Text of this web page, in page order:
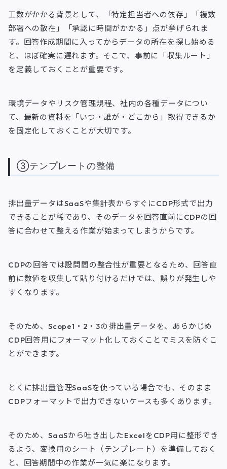
工数がかかる背景として、「特定担当者への依存」「複数
部署への散在」「承認に時間がかかる」点が挙げられま
す。回答作成期間に入ってからデータの所在を探し始める
と、ほぼ確実に遅れます。そこで、事前に「収集ルート」
を定義しておくことが重要です。
環境データやリスク管理規程、社内の各種データについ
て、最新の資料を「いつ・誰が・どこから」取得できるか
を固定化しておくことが大切です。
③テンプレートの整備
排出量データはSaaSや集計表からすぐにCDP形式で出力
できることが稀であり、そのデータを回答直前にCDPの回
答に合わせて整える作業が始まってしまうからです。
CDPの回答では設問間の整合性が重要となるため、回答直
前に数値を収集して貼り付けるだけでは、誤りが発生しや
すくなります。
そのため、Scope1・2・3の排出量データを、あらかじめ
CDP回答用にフォーマット化しておくことでミスを防ぐこ
とができます。
とくに排出量管理SaaSを使っている場合でも、そのまま
CDPフォーマットで出力できないケースも多くあります。
そのため、SaaSから吐き出したExcelをCDP用に整形でき
るよう、変換用のシート（テンプレート）を準備しておく
と、回答期間中の作業が一気に楽になります。